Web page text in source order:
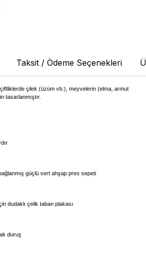
Taksit / Ödeme Seçenekleri
çilek (üzüm vb.), meyvelerin (elma, armut
tasarlanmıştır.
güçlü sert ahşap pres sepeti
dudaklı çelik taban plakası
duruş